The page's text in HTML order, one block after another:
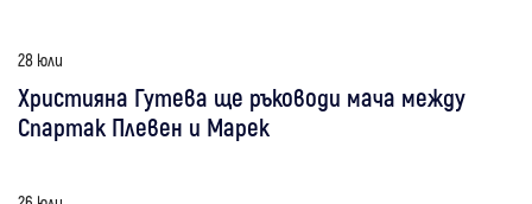
28 юли
Християна Гутева ще ръководи мача между
Спартак Плевен и Марек